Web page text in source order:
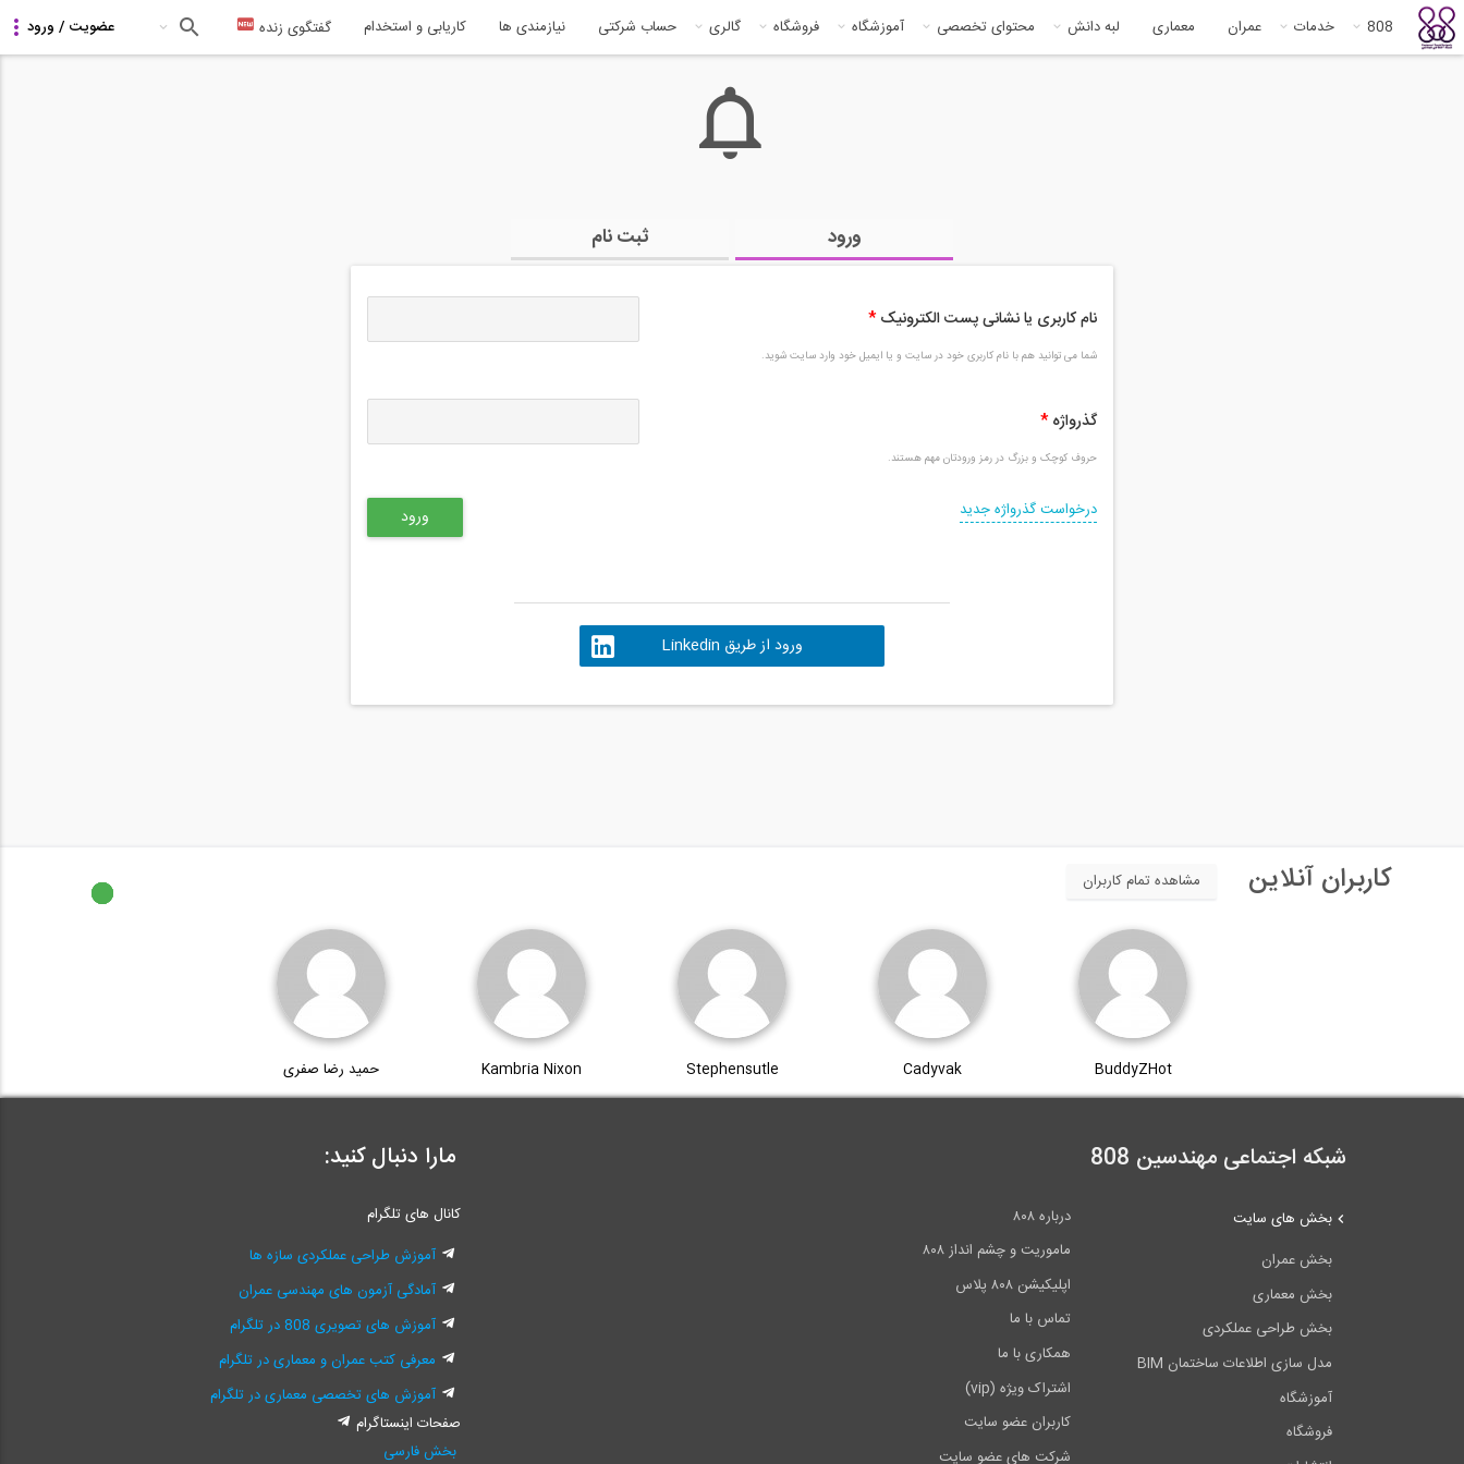
808 خدمات عمران معماری لبه دانش محتوای تخصصی آموزشگاه فروشگاه گالری حساب شرکتی نیازمندی ها کاریابی و استخدام گفتگوی زنده
ورود ثبت نام
نام کاربری یا نشانی پست الکترونیک *
شما می توانید هم با نام کاربری خود در سایت و یا ایمیل خود وارد سایت شوید.
گذرواژه *
حروف کوچک و بزرگ در رمز ورودتان مهم هستند.
درخواست گذرواژه جدید
ورود از طریق Linkedin
کاربران آنلاین مشاهده تمام کاربران
BuddyZHot
Cadyvak
Stephensutle
Kambria Nixon حمید رضا صفری
شبکه اجتماعی مهندسین 808
درباره ۸۰۸
ماموریت و چشم انداز ۸۰۸
اپلیکیشن ۸۰۸ پلاس
تماس با ما
همکاری با ما
اشتراک ویژه (vip)
کاربران عضو سایت
شرکت های عضو سایت
بخش های سایت
بخش عمران
بخش معماری
بخش طراحی عملکردی
مدل سازی اطلاعات ساختمان BIM
آموزشگاه
فروشگاه
مارا دنبال کنید:
کانال های تلگرام
آموزش طراحی عملکردی سازه ها
آمادگی آزمون های مهندسی عمران
آموزش های تصویری 808 در تلگرام
معرفی کتب عمران و معماری در تلگرام
آموزش های تخصصی معماری در تلگرام
صفحات اینستاگرام
بخش فارسی